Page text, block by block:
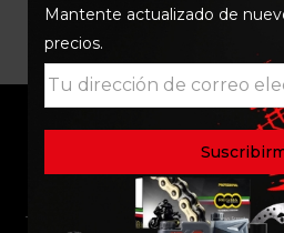
Mantente actualizado de
precios.
ENVÍO RAPIDO Y
SEGURO